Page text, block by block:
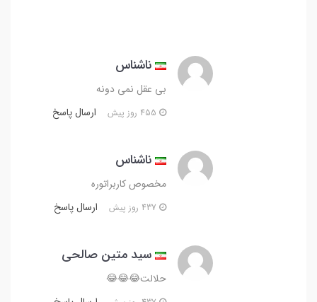
ناشناس
بی عقل نمی دونه
ارسال پاسخ
ناشناس
مخصوص کاربراتوره
ارسال پاسخ
سید متین صالحی
حلالت😂😂😂